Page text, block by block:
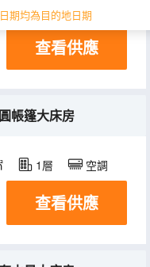
期均為目的地日期
空調 淋浴
查看供應
帳篷大床房
1層 空調
查看供應